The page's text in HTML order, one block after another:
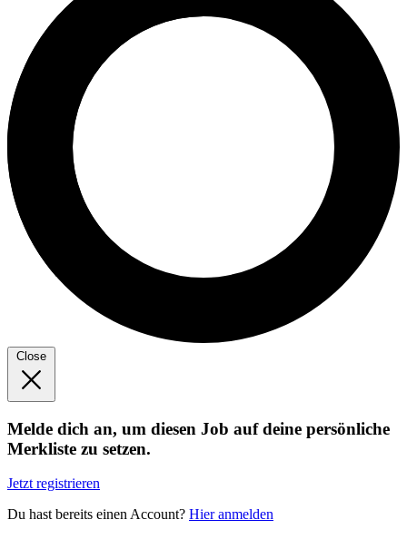
Close
Melde dich an, um diesen Job auf deine persönliche
Merkliste zu setzen.
Jetzt registrieren
Du hast bereits einen Account? Hier anmelden